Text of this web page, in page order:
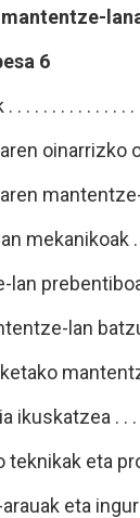
6
. . . . . . . . . . . .
mekanikoak .
lan
lan
ikuskatzea .
teknikak eta
arauak eta